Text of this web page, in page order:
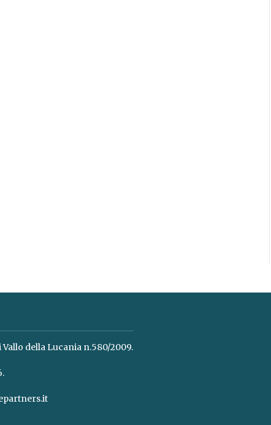
della Lucania n.580/2009.